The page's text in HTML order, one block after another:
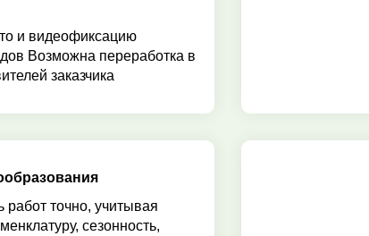
и видеофиксацию
Возможна переработка в
заказчика
работ точно, учитывая
сезонность,